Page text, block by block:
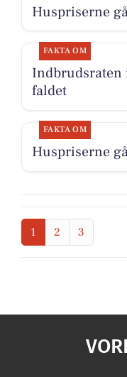
Huspriserne
FAKTA OM
Indbrudsraten
faldet
FAKTA OM
Huspriserne
1 2 3